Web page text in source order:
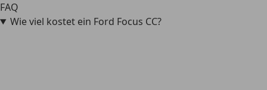
FAQ
Wie viel kostet ein Ford Focus CC?